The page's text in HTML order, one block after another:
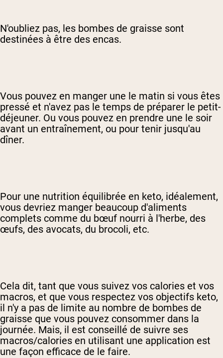
N'oubliez pas, les bombes de graisse sont
destinées à être des encas.
Vous pouvez en manger une le matin si vous êtes
pressé et n'avez pas le temps de préparer le petit-
déjeuner. Ou vous pouvez en prendre une le soir
avant un entraînement, ou pour tenir jusqu'au
dîner.
Pour une nutrition équilibrée en keto, idéalement,
vous devriez manger beaucoup d'aliments
complets comme du bœuf nourri à l'herbe, des
œufs, des avocats, du brocoli, etc.
Cela dit, tant que vous suivez vos calories et vos
macros, et que vous respectez vos objectifs keto,
il n'y a pas de limite au nombre de bombes de
graisse que vous pouvez consommer dans la
journée. Mais, il est conseillé de suivre ses
macros/calories en utilisant une application est
une façon efficace de le faire.